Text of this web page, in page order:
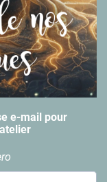
e-mail pour